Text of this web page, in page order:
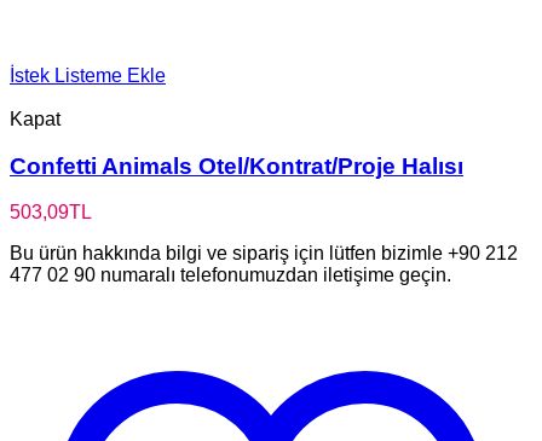
İstek Listeme Ekle
Kapat
Confetti Animals Otel/Kontrat/Proje Halısı
503,09TL
Bu ürün hakkında bilgi ve sipariş için lütfen bizimle +90 212
477 02 90 numaralı telefonumuzdan iletişime geçin.